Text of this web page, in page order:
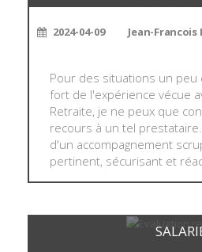
2024-04-09
Jean-Francois
Pour des situations un peu
fort de l'expérience vécue
Retraite, je ne peux que
recours à un tel prestataire.
d'un accompagnement
pertinent, sécurisant et